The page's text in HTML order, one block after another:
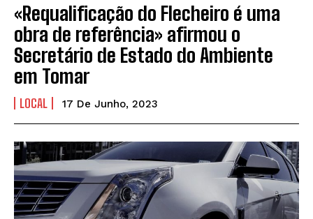
«Requalificação do Flecheiro é uma
obra de referência» afirmou o
Secretário de Estado do Ambiente
em Tomar
LOCAL 17 De Junho, 2023